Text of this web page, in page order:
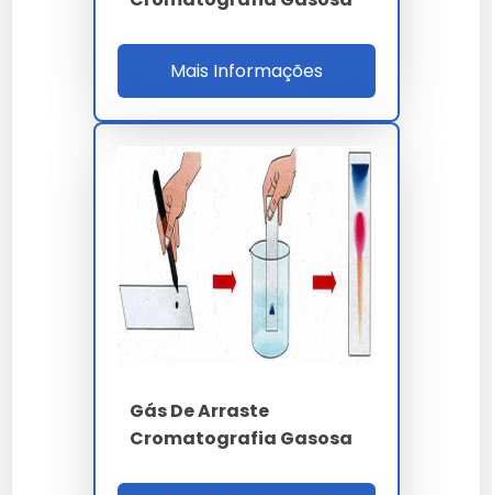
Normas
NBR 7070 - IEC 60599
- IEEE C57.104 - ISO
17025
Interpretação
Duval - Rogers -
Doernenburg
Mais Informações
Gás De Arraste
Cromatografia Gasosa